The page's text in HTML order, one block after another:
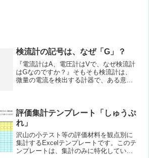
検流計の記号は、なぜ「G」？
『電流計はA、電圧計はVで、なぜ検流計
はGなのですか？』そもそも検流計は、
微量の電流を検出する計器で、ある意味
ーターともいいます。そ...
評価集計テンプレート「しゅうぷ
れ」
沢山の小テスト等の評価材料を観点別に
集計するExcelテンプレートです。このテ
ンプレートは、集計のみに特化していま